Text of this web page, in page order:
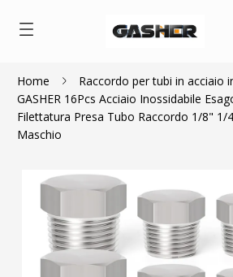
Home
Raccordo per tubi in acciaio
GASHER 16Pcs Acciaio Inossidabile
Filettatura Presa Tubo Raccordo 1/8" 1/
Maschio
$15.29